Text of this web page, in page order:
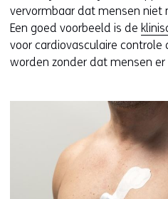
n
s
t
e
v
w
vervormbaar dat mensen niet
Een goed voorbeeld is de
voor cardiovasculaire controle
worden zonder dat mensen er